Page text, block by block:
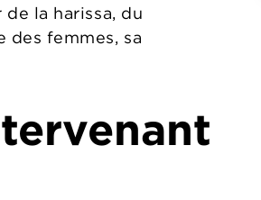
la harissa, du
femmes, sa